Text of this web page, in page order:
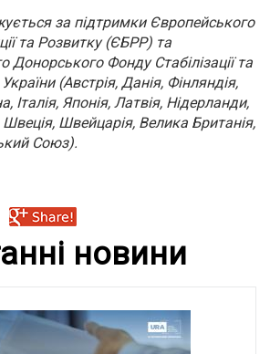
за підтримки Європейського
та Розвитку (ЄБРР) та
Донорського Фонду Стабілізації та
(Австрія, Данія, Фінляндія,
Італія, Японія, Латвія, Нідерланди,
Швейцарія, Велика Британія,
Союз).
новини